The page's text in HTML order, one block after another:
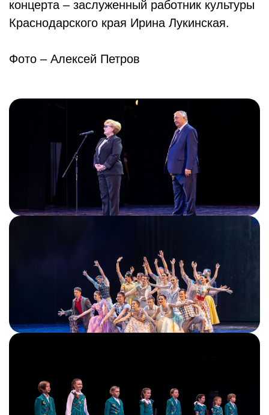
концерта – заслуженный работник культуры
Краснодарского края Ирина Лукинская.
Фото – Алексей Петров